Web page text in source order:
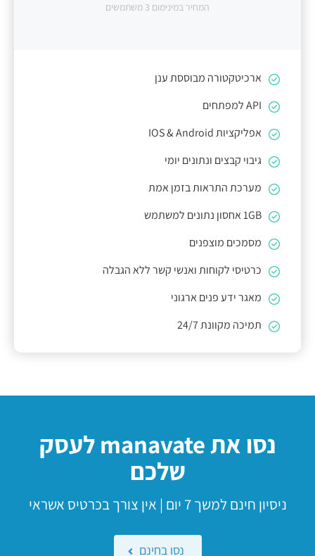
ארכיטקטורה מבוססת ענן
API למפתחים
אפליקציות IOS & Android
גיבוי קבצים ונתונים יומי
מערכת התראות בזמן אמת
1GB אחסון נתונים למשתמש
מסמכים מוצפנים
כרטיסי לקוחות ואנשי קשר ללא הגבלה
מאגר ידע פנים ארגוני
תמיכה מקוונת 24/7
המחיר במינימום 3 משתמשים
נסו אתmanavateלעסק
שלכם
ניסיון חינם למשך 7 יום | אין צורך בכרטיס אשראי
נסו בחינם